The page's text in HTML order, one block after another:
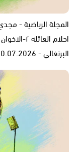
المجلة الرياضية -
احلام
البرتغالي - 10.07.2026